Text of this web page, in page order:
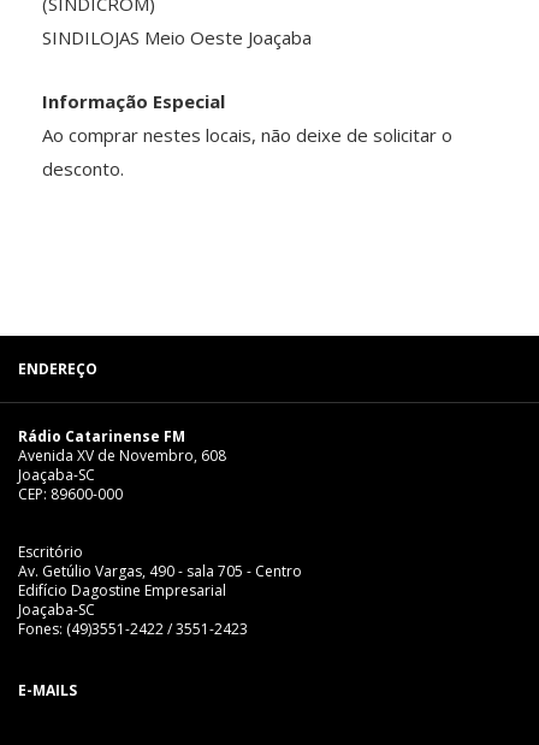
SINDILOJAS Meio Oeste Joaçaba
Informação Especial
Ao comprar nestes locais, não deixe de solicitar o
desconto.
ENDEREÇO
Rádio Catarinense FM
Avenida XV de Novembro, 608
Joaçaba-SC
CEP: 89600-000
Escritório
Av. Getúlio Vargas, 490 - sala 705 - Centro
Edifício Dagostine Empresarial
Joaçaba-SC
Fones: (49)3551-2422 / 3551-2423
E-MAILS